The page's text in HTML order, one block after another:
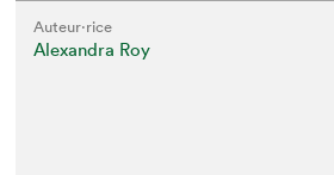
Auteur·rice
Alexandra Roy